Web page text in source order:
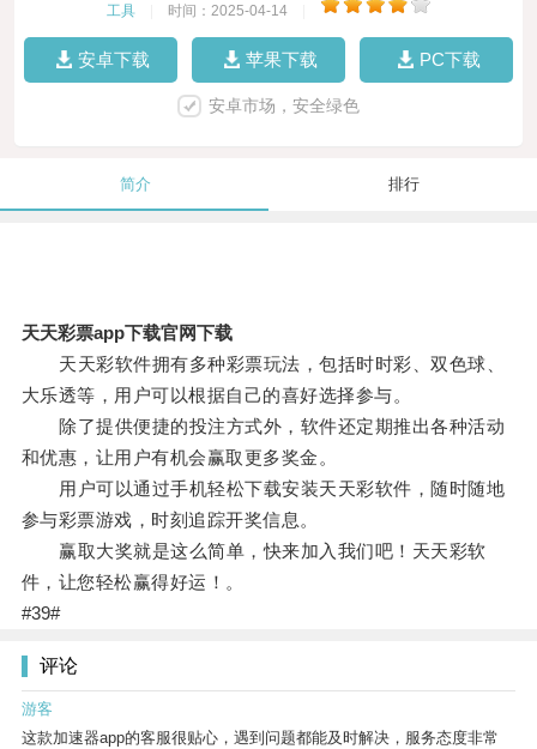
工具 时间：2025-04-14
安卓下载 苹果下载 PC下载
安卓市场，安全绿色
简介 排行
天天彩票app下载官网下载
天天彩软件拥有多种彩票玩法，包括时时彩、双色球、
大乐透等，用户可以根据自己的喜好选择参与。
除了提供便捷的投注方式外，软件还定期推出各种活动
和优惠，让用户有机会赢取更多奖金。
用户可以通过手机轻松下载安装天天彩软件，随时随地
参与彩票游戏，时刻追踪开奖信息。
赢取大奖就是这么简单，快来加入我们吧！天天彩软
件，让您轻松赢得好运！。
#39#
评论
游客
这款加速器app的客服很贴心，遇到问题都能及时解决，服务态度非常